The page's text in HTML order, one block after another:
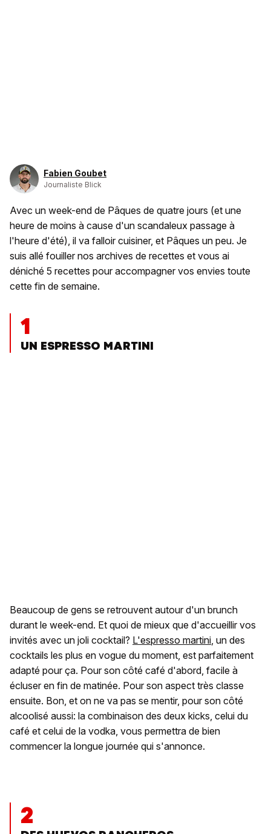
Fabien Goubet
Journaliste Blick
Avec un week-end de Pâques de quatre jours (et une
heure de moins à cause d'un scandaleux passage à
l'heure d'été), il va falloir cuisiner, et Pâques un peu. Je
suis allé fouiller nos archives de recettes et vous ai
déniché 5 recettes pour accompagner vos envies toute
cette fin de semaine.
1
UN ESPRESSO MARTINI
Beaucoup de gens se retrouvent autour d'un brunch
durant le week-end. Et quoi de mieux que d'accueillir vos
invités avec un joli cocktail? L'espresso martini, un des
cocktails les plus en vogue du moment, est parfaitement
adapté pour ça. Pour son côté café d'abord, facile à
écluser en fin de matinée. Pour son aspect très classe
ensuite. Bon, et on ne va pas se mentir, pour son côté
alcoolisé aussi: la combinaison des deux kicks, celui du
café et celui de la vodka, vous permettra de bien
commencer la longue journée qui s'annonce.
2